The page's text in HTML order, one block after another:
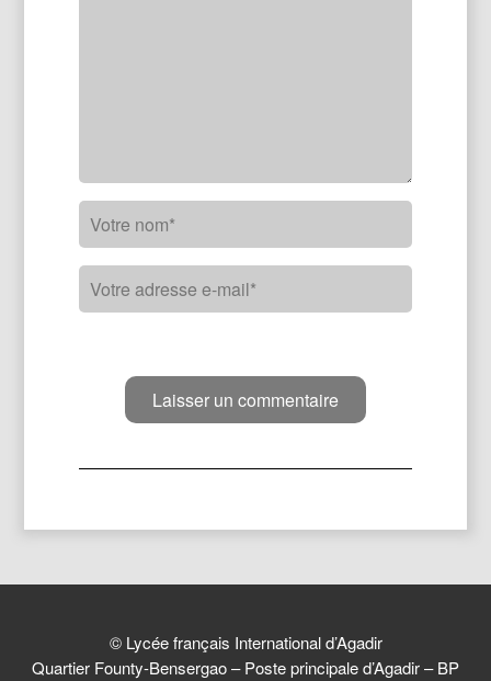
© Lycée français International d’Agadir
Quartier Founty-Bensergao – Poste principale d’Agadir – BP